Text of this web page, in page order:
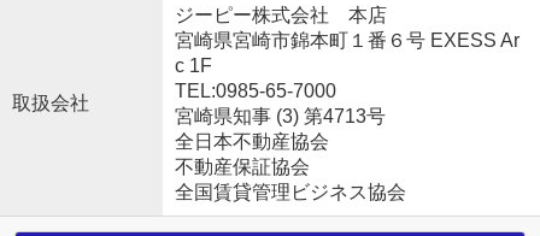
取扱会社
ジーピー株式会社 本店
宮崎県宮崎市錦本町１番６号 EXESS Ar
c 1F
TEL:0985-65-7000
宮崎県知事 (3) 第4713号
全日本不動産協会
不動産保証協会
全国賃貸管理ビジネス協会